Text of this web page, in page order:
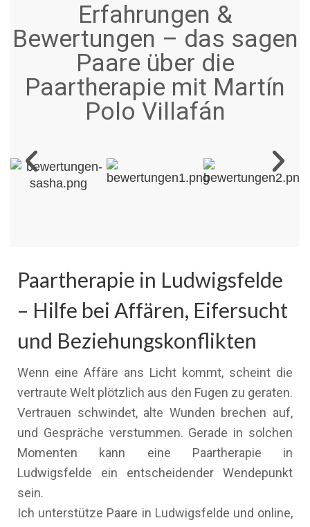
Erfahrungen &
Bewertungen – das sagen
Paare über die
Paartherapie mit Martín
Polo Villafán
Paartherapie in Ludwigsfelde
– Hilfe bei Affären, Eifersucht
und Beziehungskonflikten
Wenn eine Affäre ans Licht kommt, scheint die
vertraute Welt plötzlich aus den Fugen zu geraten.
Vertrauen schwindet, alte Wunden brechen auf,
und Gespräche verstummen. Gerade in solchen
Momenten kann eine Paartherapie in
Ludwigsfelde ein entscheidender Wendepunkt
sein.
Ich unterstütze Paare in Ludwigsfelde und online,